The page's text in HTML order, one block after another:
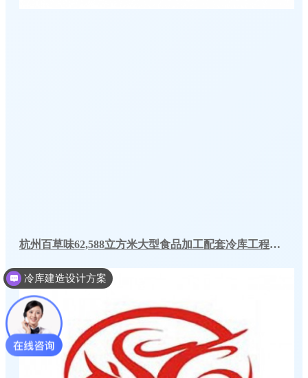
杭州百草味62,588立方米大型食品加工配套冷库工程案例
冷库建造投资成本
您身边的冷库设计方案专家！
现在咨询 稍后再说